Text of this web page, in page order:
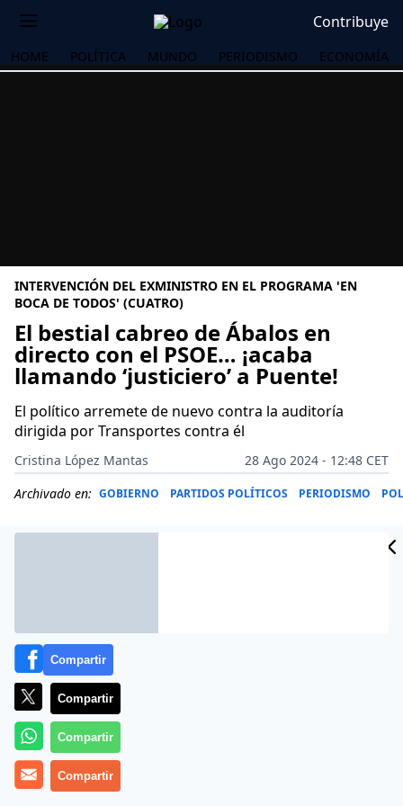
Contribuye
HOME POLÍTICA MUNDO PERIODISMO ECONOMÍA
INTERVENCIÓN DEL EXMINISTRO EN EL PROGRAMA 'EN
BOCA DE TODOS' (CUATRO)
El bestial cabreo de Ábalos en
directo con el PSOE… ¡acaba
llamando ‘justiciero’ a Puente!
El político arremete de nuevo contra la auditoría
dirigida por Transportes contra él
Cristina López Mantas
28 Ago 2024 - 12:48 CET
Archivado en: GOBIERNO PARTIDOS POLÍTICOS PERIODISMO
Está que trina.
Compartir
Compartir
Compartir
Compartir